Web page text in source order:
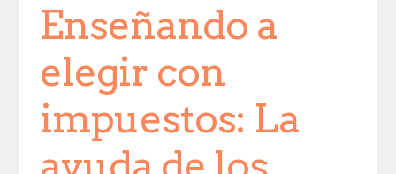
Enseñando a
elegir con
impuestos: La